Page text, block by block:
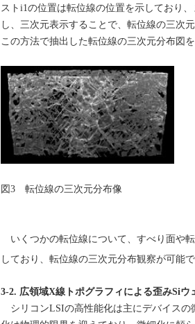
ストi1の位置は転位線の位置を示しており
し、三次元表示することで、転位線の三次
この方法で抽出した転位線の三次元分布図を
図3 転位線の三次元分布像
いくつかの転位線について、すべり面や
しており、転位線の三次元分布観察が可能
3-2. 広領域X線トポグラフィによる歪みSiウ
シリコンLSIの高性能化は主にデバイスの